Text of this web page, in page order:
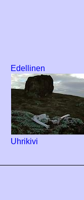
Edellinen
Uhrikivi